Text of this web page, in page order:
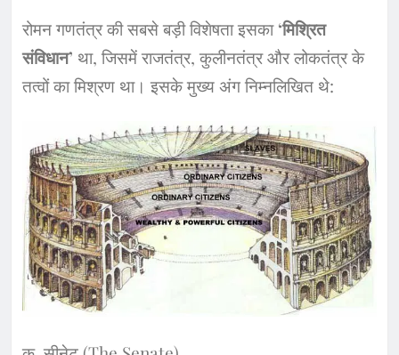
​रोमन गणतंत्र की सबसे बड़ी विशेषता इसका‘मिश्रित
संविधान’ था, जिसमें राजतंत्र, कुलीनतंत्र और लोकतंत्र के
तत्वों का मिश्रण था। इसके मुख्य अंग निम्नलिखित थे: